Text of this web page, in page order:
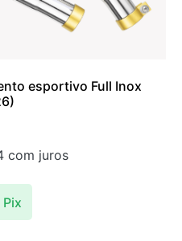
esportivo Full Inox
com juros